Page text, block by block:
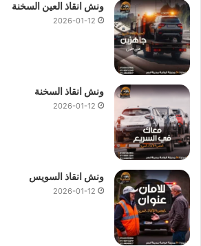
ونش انقاذ العين السخنة
2026-01-12
ونش انقاذ السخنة
2026-01-12
ونش انقاذ السويس
2026-01-12